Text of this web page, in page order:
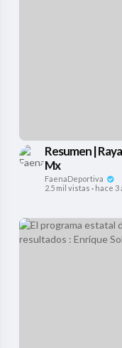
Resumen |
Mx
FaenaDeportiva
2.5 mil vistas · hace 3